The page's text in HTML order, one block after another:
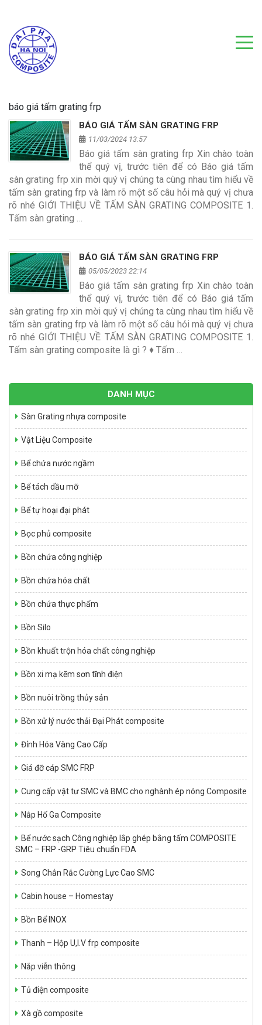
báo giá tấm grating frp
BÁO GIÁ TẤM SÀN GRATING FRP
11/03/2024 13:57
Báo giá tấm sàn grating frp Xin chào toàn
thể quý vị, trước tiên để có Báo giá tấm
sàn grating frp xin mời quý vị chúng ta cùng nhau tìm hiểu về
tấm sàn grating frp và làm rõ một số câu hỏi mà quý vị chưa
rõ nhé GIỚI THIỆU VỀ TẤM SÀN GRATING COMPOSITE 1.
Tấm sàn grating …
BÁO GIÁ TẤM SÀN GRATING FRP
05/05/2023 22:14
Báo giá tấm sàn grating frp Xin chào toàn
thể quý vị, trước tiên để có Báo giá tấm
sàn grating frp xin mời quý vị chúng ta cùng nhau tìm hiểu về
tấm sàn grating frp và làm rõ một số câu hỏi mà quý vị chưa
rõ nhé GIỚI THIỆU VỀ TẤM SÀN GRATING COMPOSITE 1.
Tấm sàn grating composite là gì ? ♦ Tấm …
DANH MỤC
Sàn Grating nhựa composite
Vật Liệu Composite
Bể chứa nước ngầm
Bể tách dầu mỡ
Bể tự hoại đại phát
Bọc phủ composite
Bồn chứa công nghiệp
Bồn chứa hóa chất
Bồn chứa thực phẩm
Bồn Silo
Bồn khuất trộn hóa chất công nghiệp
Bồn xi mạ kẽm sơn tĩnh điện
Bồn nuôi trồng thủy sản
Bồn xử lý nước thải Đại Phát composite
Đỉnh Hóa Vàng Cao Cấp
Giá đỡ cáp SMC FRP
Cung cấp vật tư SMC và BMC cho nghành ép nóng Composite
Nắp Hố Ga Composite
Bể nước sạch Công nghiệp lắp ghép bằng tấm COMPOSITE
SMC – FRP -GRP Tiêu chuẩn FDA
Song Chắn Rắc Cường Lực Cao SMC
Cabin house – Homestay
Bồn Bể INOX
Thanh – Hộp U,I.V frp composite
Nắp viễn thông
Tủ điện composite
Xà gồ composite
Nhựa SMC mã màu RAL 7035 chống cháy dùng để ép tủ điện
composite
Giá: Liên hệ
Bể tự hoại Septic tank 6m3
Giá: Liên hệ
Hợp Chất SMC – TMC – BMC